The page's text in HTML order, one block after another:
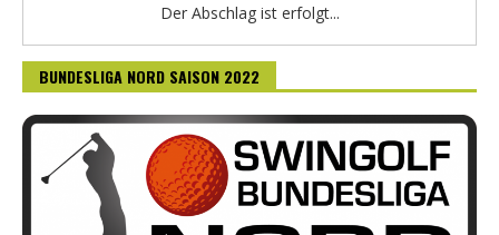
Der Abschlag ist erfolgt...
BUNDESLIGA NORD SAISON 2022